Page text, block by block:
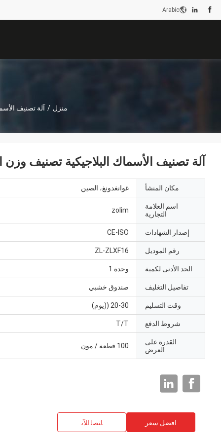
Arabic
منزل / آلة تصنيف
آلة تصنيف الأسماك البلاجيكية تصنيف وزن الأسماك
مكان المنشأ غوانغدونغ، الصين
اسم العلامة
التجارية
zolim
إصدار الشهادات CE-ISO
رقم الموديل ZL-ZLXF16
الحد الأدنى لكمية وحدة 1
تفاصيل التغليف صندوق خشبي
وقت التسليم 20-30 ((يوم)
شروط الدفع T/T
القدرة على
العرض
100 قطعة / مون
افضل سعر ﺎﺘﺼﻟ ﺍﻶﻧ